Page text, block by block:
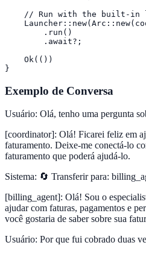
// Run with the built-in
        .run()
        .await?;
    Ok(())
}
Exemplo de Conversa
Usuário: Olá, tenho uma pergunta
[coordinator]: Olá! Ficarei feliz em
faturamento. Deixe-me conectá-lo
faturamento que poderá ajudá-lo.
Sistema: 🔄 Transferir para:
[billing_agent]: Olá! Sou o
ajudar com faturas, pagamentos e
você gostaria de saber sobre sua
Usuário: Por que fui cobrado duas